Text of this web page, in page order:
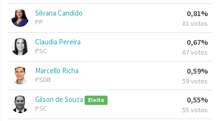
Silvana Candido
PP
0,81%
81 votos
Claudia Pereira
PSC
0,67%
67 votos
Marcello Richa
PSDB
0,59%
59 votos
Gilson de Souza Eleito
PSC
0,55%
55 votos